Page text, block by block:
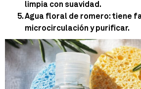
limpia con suavidad.
Agua floral de romero: tiene
microcirculación y purificar.